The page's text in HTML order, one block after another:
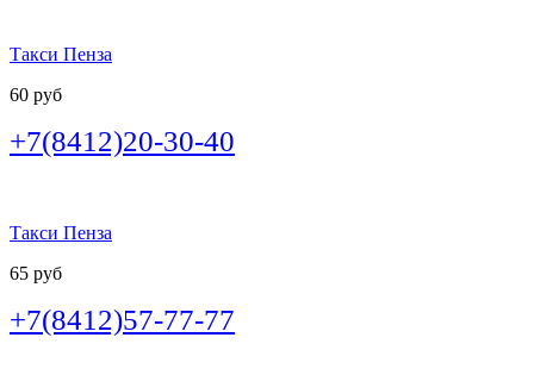
Такси Пенза
60 руб
+7(8412)20-30-40
Такси Пенза
65 руб
+7(8412)57-77-77